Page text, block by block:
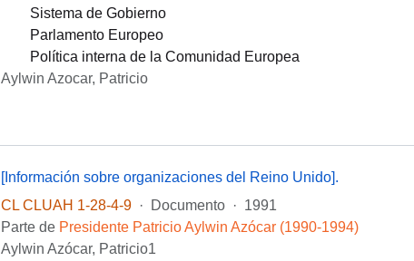
Sistema de Gobierno
Parlamento Europeo
Política interna de la Comunidad Europea
Aylwin Azocar, Patricio
[Información sobre organizaciones del Reino Unido].
CL CLUAH 1-28-4-9
· Documento · 1991
Parte de Presidente Patricio Aylwin Azócar (1990-1994)
Aylwin Azócar, Patricio1